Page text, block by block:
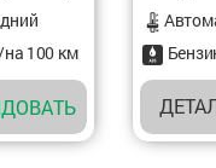
100 км